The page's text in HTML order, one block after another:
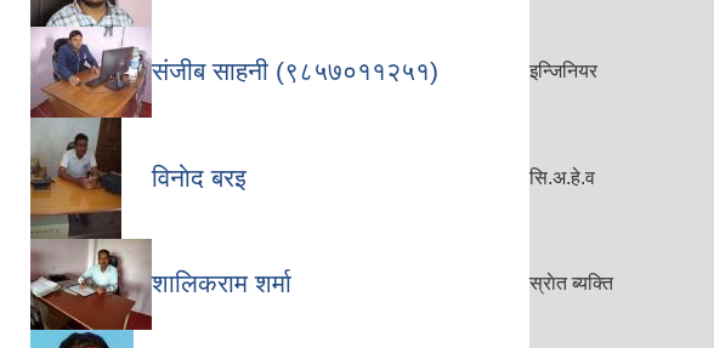
संजीब साहनी (९८५७०११२५१) इन्जिनियर
विनाेद बरइ सि.अ.हे.व
शालिकराम शर्मा स्राेत ब्यक्ति